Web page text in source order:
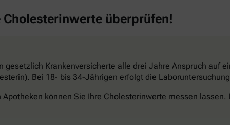
Cholesterinwerte überprüfen!
gesetzlich Krankenversicherte alle drei Jahre Anspruch auf
Bei 18- bis 34-Jährigen erfolgt die
Apotheken können Sie Ihre Cholesterinwerte messen